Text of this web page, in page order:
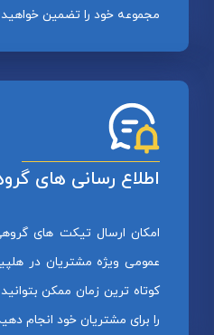
مجموعه خود را تضمین خواهید
اطلاع رسانی های
امکان ارسال تیکت های
عمومی ویژه مشتریان در
کوتاه ترین زمان ممکن
را برای مشتریان خود انجام